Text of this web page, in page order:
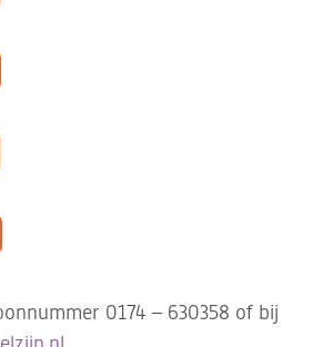
0174 – 630358 of bij